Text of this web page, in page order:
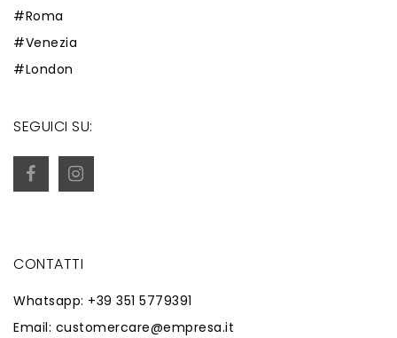
#Roma
#Venezia
#London
SEGUICI SU:
CONTATTI
Whatsapp: +39 351 5779391
Email: customercare@empresa.it